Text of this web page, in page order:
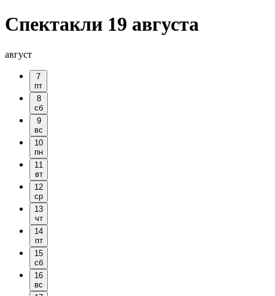
Спектакли 19 августа
август
7
пт
8
сб
9
вс
10
пн
11
вт
12
ср
13
чт
14
пт
15
сб
16
вс